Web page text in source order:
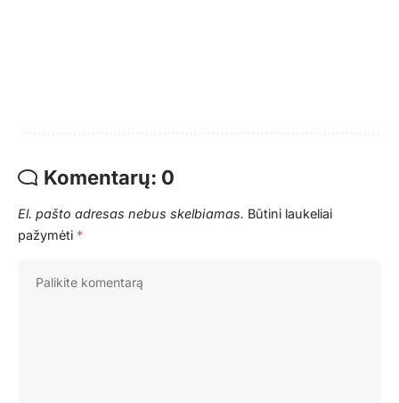
Komentarų: 0
El. pašto adresas nebus skelbiamas. Būtini laukeliai
pažymėti *